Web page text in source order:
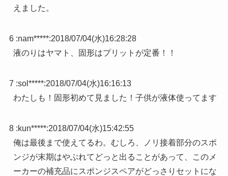
えました。
6 :nam*****:2018/07/04(水)16:28:28
液のりはヤマト、固形はプリットが定番！！
7 :sol*****:2018/07/04(水)16:16:13
わたしも！固形初めて見ました！子供が液体使ってます
8 :kun*****:2018/07/04(水)15:42:55
俺は最後まで使えてるわ。むしろ、ノリ接着部分のスポ
ンジが末期はやぶれてどっと出ることがあって、このメ
ーカーの補充品にスポンジスペアがどっさりセットにな